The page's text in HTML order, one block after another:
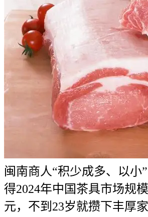
闽南商人“积少成多、以小
得2024年中国茶具市场规
元，不到23岁就攒下丰厚